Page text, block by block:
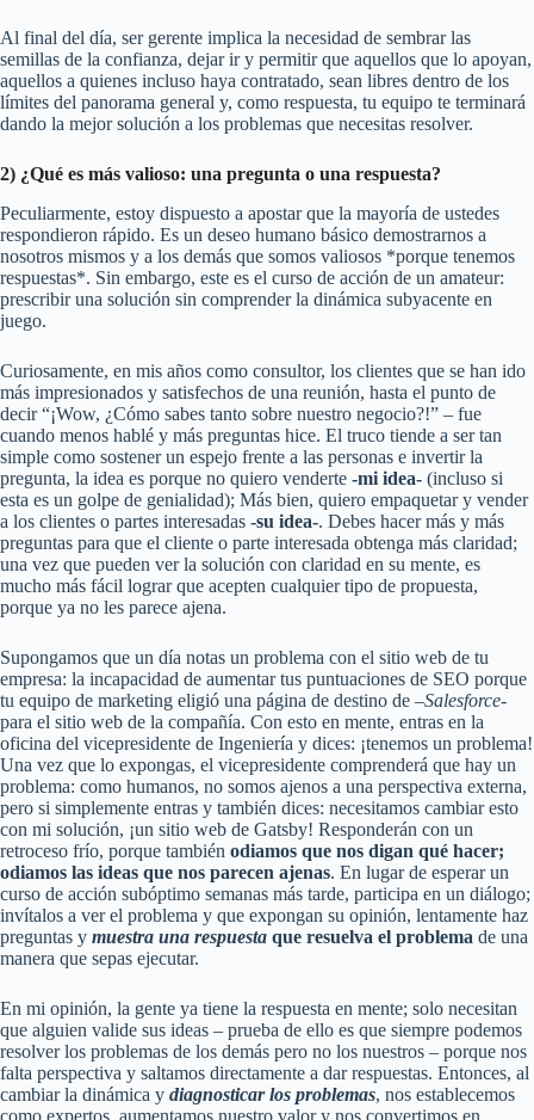
Al final del día, ser gerente implica la necesidad de sembrar las
semillas de la confianza, dejar ir y permitir que aquellos que lo apoyan,
aquellos a quienes incluso haya contratado, sean libres dentro de los
límites del panorama general y, como respuesta, tu equipo te terminará
dando la mejor solución a los problemas que necesitas resolver.
2) ¿Qué es más valioso: una pregunta o una respuesta?
Peculiarmente, estoy dispuesto a apostar que la mayoría de ustedes
respondieron rápido. Es un deseo humano básico demostrarnos a
nosotros mismos y a los demás que somos valiosos *porque tenemos
respuestas*. Sin embargo, este es el curso de acción de un amateur:
prescribir una solución sin comprender la dinámica subyacente en
juego.
Curiosamente, en mis años como consultor, los clientes que se han ido
más impresionados y satisfechos de una reunión, hasta el punto de
decir “¡Wow, ¿Cómo sabes tanto sobre nuestro negocio?!” – fue
cuando menos hablé y más preguntas hice. El truco tiende a ser tan
simple como sostener un espejo frente a las personas e invertir la
pregunta, la idea es porque no quiero venderte -mi idea- (incluso si
esta es un golpe de genialidad); Más bien, quiero empaquetar y vender
a los clientes o partes interesadas -su idea-. Debes hacer más y más
preguntas para que el cliente o parte interesada obtenga más claridad;
una vez que pueden ver la solución con claridad en su mente, es
mucho más fácil lograr que acepten cualquier tipo de propuesta,
porque ya no les parece ajena.
Supongamos que un día notas un problema con el sitio web de tu
empresa: la incapacidad de aumentar tus puntuaciones de SEO porque
tu equipo de marketing eligió una página de destino de –Salesforce-
para el sitio web de la compañía. Con esto en mente, entras en la
oficina del vicepresidente de Ingeniería y dices: ¡tenemos un problema!
Una vez que lo expongas, el vicepresidente comprenderá que hay un
problema: como humanos, no somos ajenos a una perspectiva externa,
pero si simplemente entras y también dices: necesitamos cambiar esto
con mi solución, ¡un sitio web de Gatsby! Responderán con un
retroceso frío, porque también odiamos que nos digan qué hacer;
odiamos las ideas que nos parecen ajenas. En lugar de esperar un
curso de acción subóptimo semanas más tarde, participa en un diálogo;
invítalos a ver el problema y que expongan su opinión, lentamente haz
preguntas y muestra una respuesta que resuelva el problema de una
manera que sepas ejecutar.
En mi opinión, la gente ya tiene la respuesta en mente; solo necesitan
que alguien valide sus ideas – prueba de ello es que siempre podemos
resolver los problemas de los demás pero no los nuestros – porque nos
falta perspectiva y saltamos directamente a dar respuestas. Entonces, al
cambiar la dinámica y diagnosticar los problemas, nos establecemos
como expertos, aumentamos nuestro valor y nos convertimos en